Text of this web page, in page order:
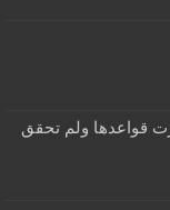
قواعدها ولم تحقق